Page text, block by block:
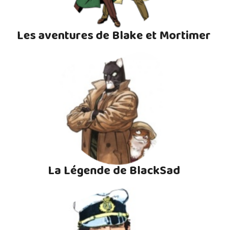
Les aventures de Blake et Mortimer
La Légende de BlackSad